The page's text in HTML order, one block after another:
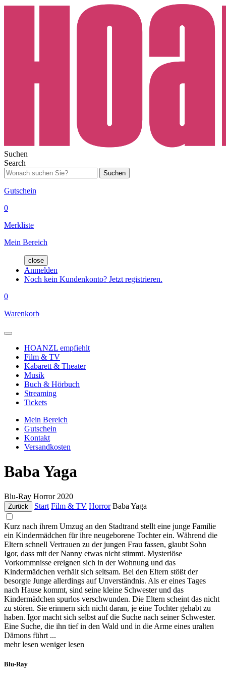
Suchen
Search
Suchen
Gutschein
0
Merkliste
Mein Bereich
close
Anmelden
Noch kein Kundenkonto? Jetzt registrieren.
0
Warenkorb
HOANZL empfiehlt
Film & TV
Kabarett & Theater
Musik
Buch & Hörbuch
Streaming
Tickets
Mein Bereich
Gutschein
Kontakt
Versandkosten
Baba Yaga
Blu-Ray Horror 2020
Zurück Start Film & TV Horror Baba Yaga
Kurz nach ihrem Umzug an den Stadtrand stellt eine junge Familie
ein Kindermädchen für ihre neugeborene Tochter ein. Während die
Eltern schnell Vertrauen zu der jungen Frau fassen, glaubt Sohn
Igor, dass mit der Nanny etwas nicht stimmt. Mysteriöse
Vorkommnisse ereignen sich in der Wohnung und das
Kindermädchen verhält sich seltsam. Bei den Eltern stößt der
besorgte Junge allerdings auf Unverständnis. Als er eines Tages
nach Hause kommt, sind seine kleine Schwester und das
Kindermädchen spurlos verschwunden. Die Eltern scheint das nicht
zu stören. Sie erinnern sich nicht daran, je eine Tochter gehabt zu
haben. Igor macht sich selbst auf die Suche nach seiner Schwester.
Eine Suche, die ihn tief in den Wald und in die Arme eines uralten
Dämons führt ...
mehr lesen weniger lesen
Blu-Ray